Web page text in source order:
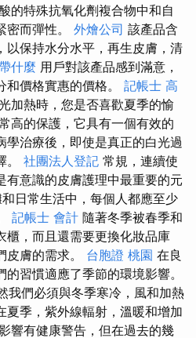
的特殊抗氧化劑複合物中和自
密而彈性。 外燴公司 該產品含
以保持水分水平，再生皮膚，清
什麼 用戶對該產品感到滿意，
和價格實惠的價格。 記帳士 高
加熱時，您是否喜歡夏季的愉
高的保護，它具有一個有效的
學治療後，即使是真正的白光過
。 社團法人登記 常規，連續使
有意識的皮膚護理中最重要的元
日常生活中，每個人都應至少
記帳士 會計 隨著冬季被春季和
櫃，而且還需要更換化妝品庫
皮膚的需求。 台胞證 桃園 在良
習慣適應了季節的環境影響。
我們必須與冬季寒冷，風和加熱
夏季，紫外線輻射，溫暖和增加
響有健康警告，但在過去的幾